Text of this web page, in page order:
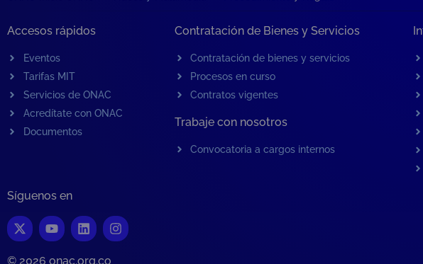
Accesos rápidos
Eventos
Tarifas MIT
Servicios de ONAC
Acredítate con ONAC
Documentos
Contratación de Bienes y Servicios
Contratación de bienes y servicios
Procesos en curso
Contratos vigentes
Trabaje con nosotros
Convocatoria a cargos internos
Síguenos en
© 2026 onac.org.co​